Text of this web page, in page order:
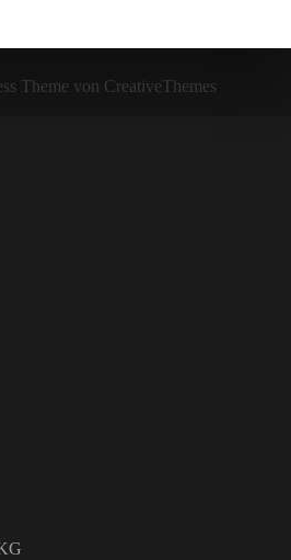
Theme von CreativeThemes